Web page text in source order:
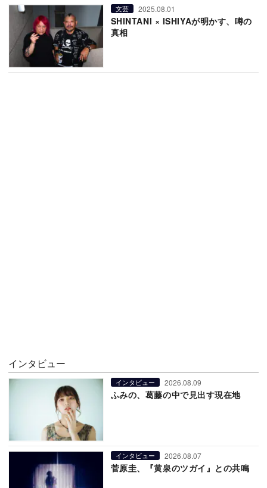
文芸 2025.08.01
SHINTANI × ISHIYAが明かす、噂の
真相
インタビュー
インタビュー 2026.08.09
ふみの、葛藤の中で見出す現在地
インタビュー 2026.08.07
菅原圭、『黄泉のツガイ』との共鳴